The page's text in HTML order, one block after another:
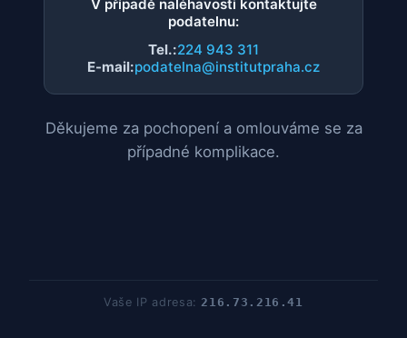
V případě naléhavosti kontaktujte
podatelnu:
Tel.:224 943 311
E-mail:podatelna@institutpraha.cz
Děkujeme za pochopení a omlouváme se za
případné komplikace.
Vaše IP adresa:216.73.216.41